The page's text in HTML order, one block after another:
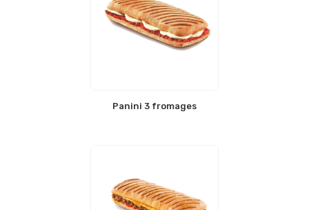
Panini 3 fromages